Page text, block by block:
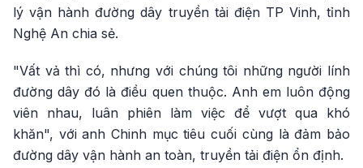
lý vận hành đường dây truyền tải điện TP Vinh, tỉnh
Nghệ An chia sẻ.
"Vất vả thì có, nhưng với chúng tôi những người lính
đường dây đó là điều quen thuộc. Anh em luôn động
viên nhau, luân phiên làm việc để vượt qua khó
khăn", với anh Chinh mục tiêu cuối cùng là đảm bảo
đường dây vận hành an toàn, truyền tải điện ổn định.